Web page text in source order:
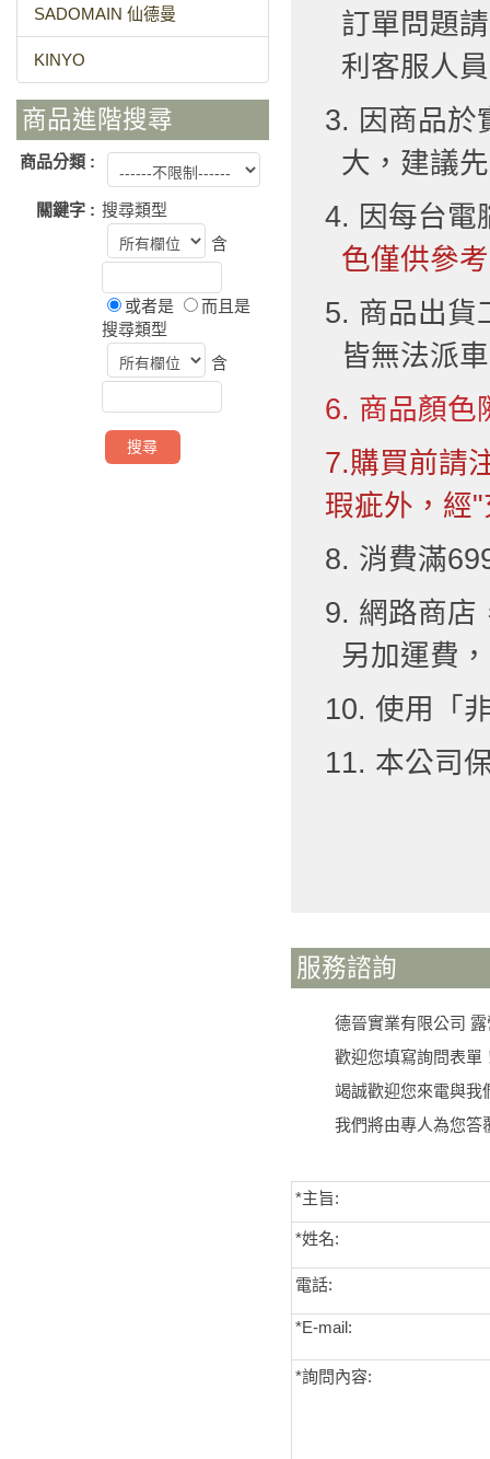
SADOMAIN 仙德曼
KINYO
商品進階搜尋
商品分類 :
關鍵字 : 搜尋類型
含
或者是
而且是
搜尋類型
含
訂單問題
利客服人
3. 因商品於
大，建議
4. 因每台電
色僅供參
5. 商品出貨
皆無法派
6. 商品顏色
7.購買前請
瑕疵外，經
8. 消費滿
9. 網路商店
另加運費
10. 使用「
11. 本公司
服務諮詢
德晉實業有限公司
歡迎您填寫詢問表單
竭誠歡迎您來電與我
我們將由專人為您答
*主旨:
*姓名:
電話:
*E-mail:
*詢問內容: